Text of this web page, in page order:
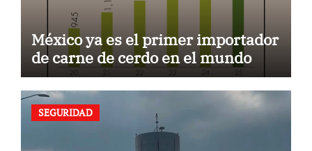
México ya es el primer importador
de carne de cerdo en el mundo
SEGURIDAD